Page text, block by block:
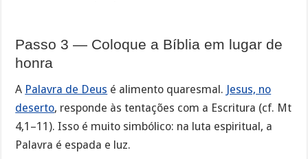
Passo 3 — Coloque a Bíblia em lugar de
honra
A Palavra de Deus é alimento quaresmal. Jesus, no
deserto, responde às tentações com a Escritura (cf. Mt
4,1–11). Isso é muito simbólico: na luta espiritual, a
Palavra é espada e luz.